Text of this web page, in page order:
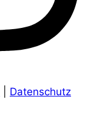
Datenschutz